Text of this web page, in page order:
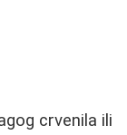
crvenila ili